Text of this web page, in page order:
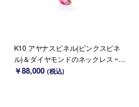
K10 アヤナスピネル(ピンクスピネ
ル)＆ダイヤモンドのネックレス ~El
lo Lilas~ 8月誕生石(K18 変更可能)
￥88,000 (税込)